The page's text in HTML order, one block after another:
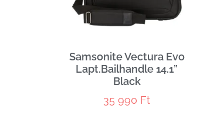
Samsonite Vectura Evo
Lapt.Bailhandle 14.1”
Black
35 990 Ft